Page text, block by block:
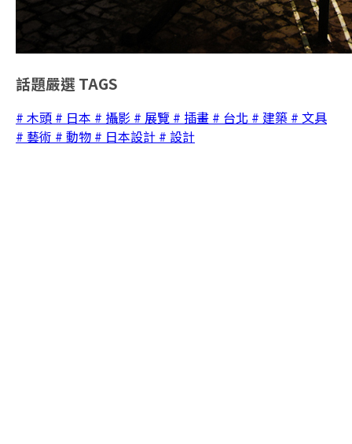
話題嚴選 TAGS
# 木頭 # 日本 # 攝影 # 展覽 # 插畫 # 台北 # 建築 # 文具
# 藝術 # 動物 # 日本設計 # 設計